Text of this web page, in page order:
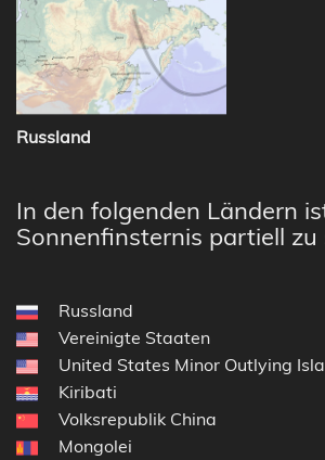
Russland
In den folgenden Ländern
Sonnenfinsternis partiell zu
Russland
Vereinigte Staaten
United States Minor Outlying
Kiribati
Volksrepublik China
Mongolei